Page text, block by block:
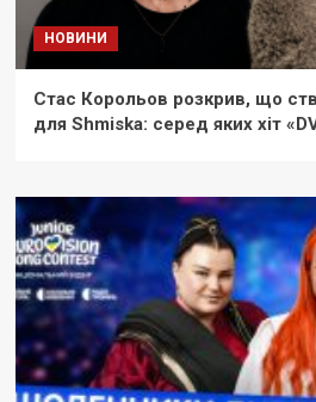
НОВИНИ
Стас Корольов розкрив, що
для Shmiska: серед яких хіт